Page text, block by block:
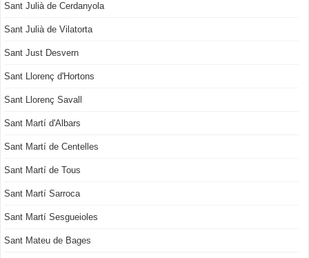
Sant Julià de Cerdanyola
Sant Julià de Vilatorta
Sant Just Desvern
Sant Llorenç d'Hortons
Sant Llorenç Savall
Sant Martí d'Albars
Sant Martí de Centelles
Sant Martí de Tous
Sant Martí Sarroca
Sant Martí Sesgueioles
Sant Mateu de Bages